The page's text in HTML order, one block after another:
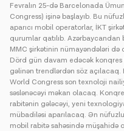
Fevralın 25-də Barcelonada
Congress) işinə başlayıb. Bu
aparıcı mobil operatorlar, İKT
qurumlar qatılıb.
MMC şirkətinin nümayəndələri də
Dörd gün davam edəcək
gəlinən trendlərdən söz
World Congress son texnoloji
səslənəcəyi məkan olacaq.
rabitənin gələcəyi, yeni
mübadiləsi aparılacaq. Ən
mobil rabitə sahəsində müşahidə